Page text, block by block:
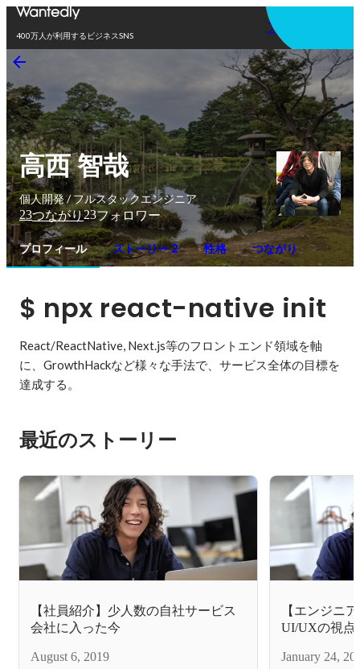
400万人が利用するビジネスSNS
アプリを使う
高西 智哉
個人開発 / フルスタックエンジニア
23つながり23フォロワー
プロフィール ストーリー 2 性格 つながり
$ npx react-native init
React/ReactNative, Next.js等のフロントエンド領域を軸
に、GrowthHackなど様々な手法で、サービス全体の目標を
達成する。
最近のストーリー
【社員紹介】少人数の自社サービス
会社に入った今
August 6, 2019
【エンジニ
UI/UXの視点
ニアとして
January 24,